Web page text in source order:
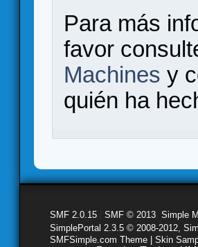
Para más
favor
Machines y
quién ha
SMF 2.0.15 SMF © 2013 Simple
SimplePortal 2.3.5 © 2008-2012,
SMFSimple.com Theme | Skin